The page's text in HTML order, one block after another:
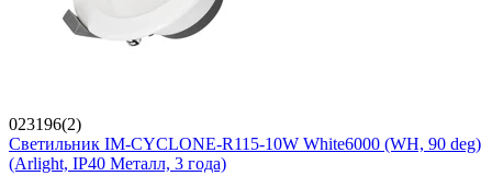
023196(2)
Светильник IM-CYCLONE-R115-10W White6000 (WH, 90 deg)
(Arlight, IP40 Металл, 3 года)